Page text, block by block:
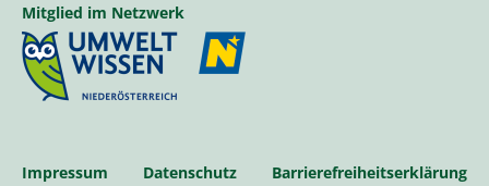
Mitglied im Netzwerk
Impressum Datenschutz Barrierefreiheitserklärung